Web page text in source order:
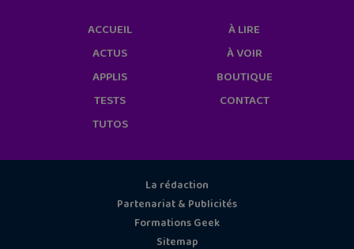
ACCUEIL
ACTUS
APPLIS
TESTS
TUTOS
À LIRE
À VOIR
BOUTIQUE
CONTACT
La rédaction
Partenariat & Publicités
Formations Geek
Sitemap